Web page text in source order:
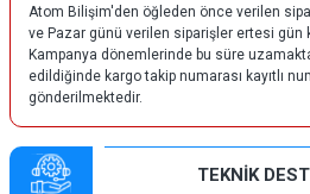
Atom Bilişim'den öğleden önce verilen
ve Pazar günü verilen siparişler ertesi
Kampanya dönemlerinde bu süre
edildiğinde kargo takip numarası kayıtlı
gönderilmektedir.
TEKNİK